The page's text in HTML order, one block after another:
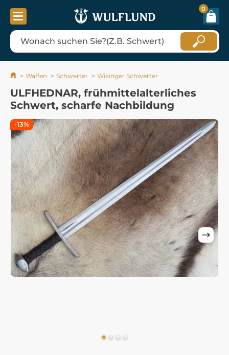
0
Waffen Schwerter Wikinger Schwerter
ULFHEDNAR, frühmittelalterliches
Schwert, scharfe Nachbildung
-13%